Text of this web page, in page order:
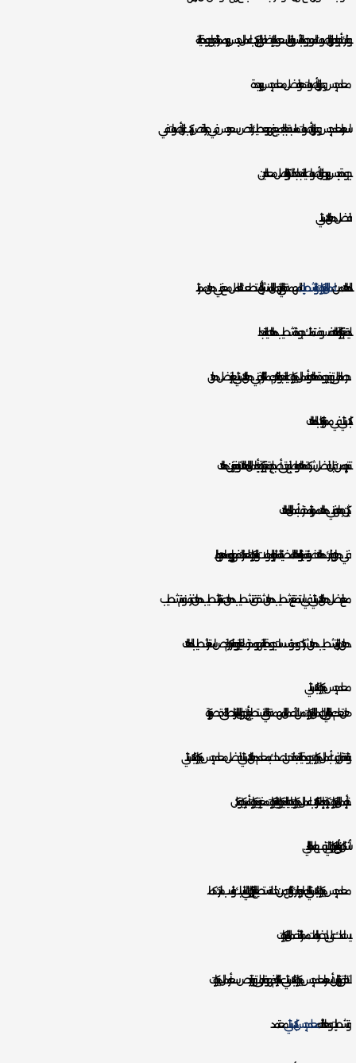
يوفر لك أجواد عوازل الصوت الموجودة بالأسواق السعودية بالإضافة إلى تركيب اعمال جبس بورد ممتازة جدا وبجودة عالية،
معلم جبس وعوازل أصوات هو افضل معلم جبس بورد بجدة.
اسعار معلم جبس وعوازل أصوات مناسبة جدا للجميع فهو يعطيك ارخص سعر جبس في جدة، ارخص تركيب عازل أصوات في
بجودة جبس بورد وعازل أصوات عالية جدا جدا فلا تتردد بالتواصل معه الحين.
افضل دهان باكستاني
الدهانات مناعمال الديكورات والتشطيباتالمهمة جدا التي تبرز جمال المنشأة، إن استطعت التعامل مع فني دهان ممتاز
لدية خبرة كبيرة بالدهانات فسوف تمتلك جودة تشطيب دهانات عالية جدا.
حرصنا منا على توفير جودة دهانات وأعمال ديكورات عالية جدا وفرنا لكم عملائنا الكرام فني دهان باكستاني يعتبر افضل دهان
باكستاني في ممتاز جدا بتركيب الدهانات.
تم تدريبه من قبل افضل شركة دهانات واصباغ حتى أصبح لدية خبرة كبيرة جدا بأعمال الدهانات لا تتوفر بفنيين دهانات
كثيرين جدا، هو فني دهانات ممتاز ومحترف بأعمال الدهانات.
فني دهان يوفر لك دهانات ضوئية منيرة او الدهانات المضيئة للمتاجر والمولات والديكورات للعقارات فهو بارع وماهر جدا بها.
مع افضل دهان باكستاني في استمتع بتشطيب دهان شقق تشطيب دهان عمائر تشطيب دهان غرف نوم تشطيب
دهان منازل تشطيب دهان شركات ومؤسسات بجودة عالية، فهو محترف للغاية ويوفر لكم ارخص اسعار تشطيب الدهانات.
معلم جبس ديكورات باكستاني
هل تعلم عميلنا الغالي بان اعمال الديكورات من الأعمال المهمة جدا التي تستطيع أن تحول منازلنا البسيطة الى قصور كبيرة
وانيقة فان رغبت بأعمال ديكورات بجودة عالية جدا فنحن ننصحك بمعلم دهان باكستاني افضل معلم جبس ديكورات باكستاني .
خبرته بأعمال الديكورات كبيرة جدا بإمكانه تركيب اعمال ديكورات ايطالية ديكورات لبنانية، ديكورات مغربية ديكورات أمريكية وكل
أشكال وأنواع الديكورات التي ترغب بها عميلنا الغالي.
معلم جبس ديكورات باكستاني بالدمام يوفر لك كتالوج من خلاله تستطيع اختيار الديكورات التي تناسبك وتناسب منزلك كما
يساعدك على إحضار خامات ممتازة لأعمال الديكورات.
لا تقلق نهائيا من أسعار معلم جبس ديكورات باكستاني عميلنا الكريم فهو قادر على توفير ارخص سعر أعمال ديكورات
وتشطيبات وهذا لأنهمعلم جبس باكستانيمعتمد.